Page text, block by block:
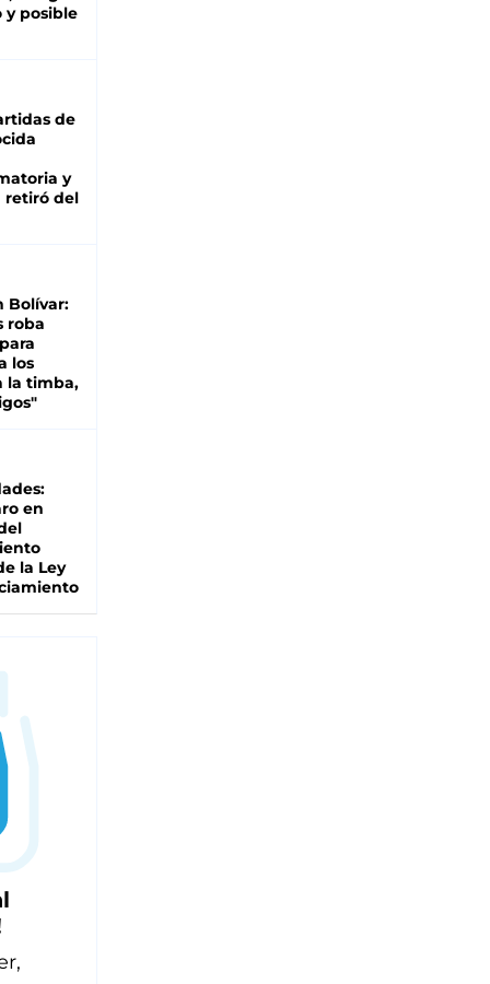
y posible
de
y
retiró del
Bolívar:
roba
los
la timba,
en
la Ley